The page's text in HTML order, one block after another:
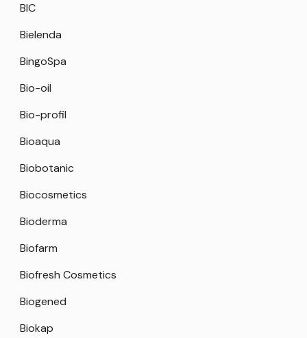
BIC
Bielenda
BingoSpa
Bio-oil
Bio-profil
Bioaqua
Biobotanic
Biocosmetics
Bioderma
Biofarm
Biofresh Cosmetics
Biogened
Biokap